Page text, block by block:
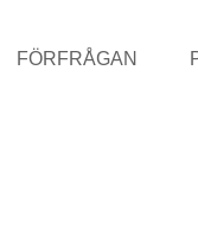
FÖRFRÅGAN